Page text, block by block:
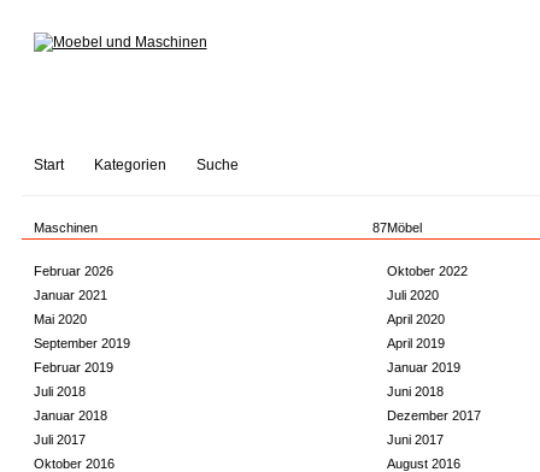
Start Kategorien Suche
Maschinen 87Möbel
Februar 2026
Oktober 2022
Januar 2021
Juli 2020
Mai 2020
April 2020
September 2019
April 2019
Februar 2019
Januar 2019
Juli 2018
Juni 2018
Januar 2018
Dezember 2017
Juli 2017
Juni 2017
Oktober 2016
August 2016